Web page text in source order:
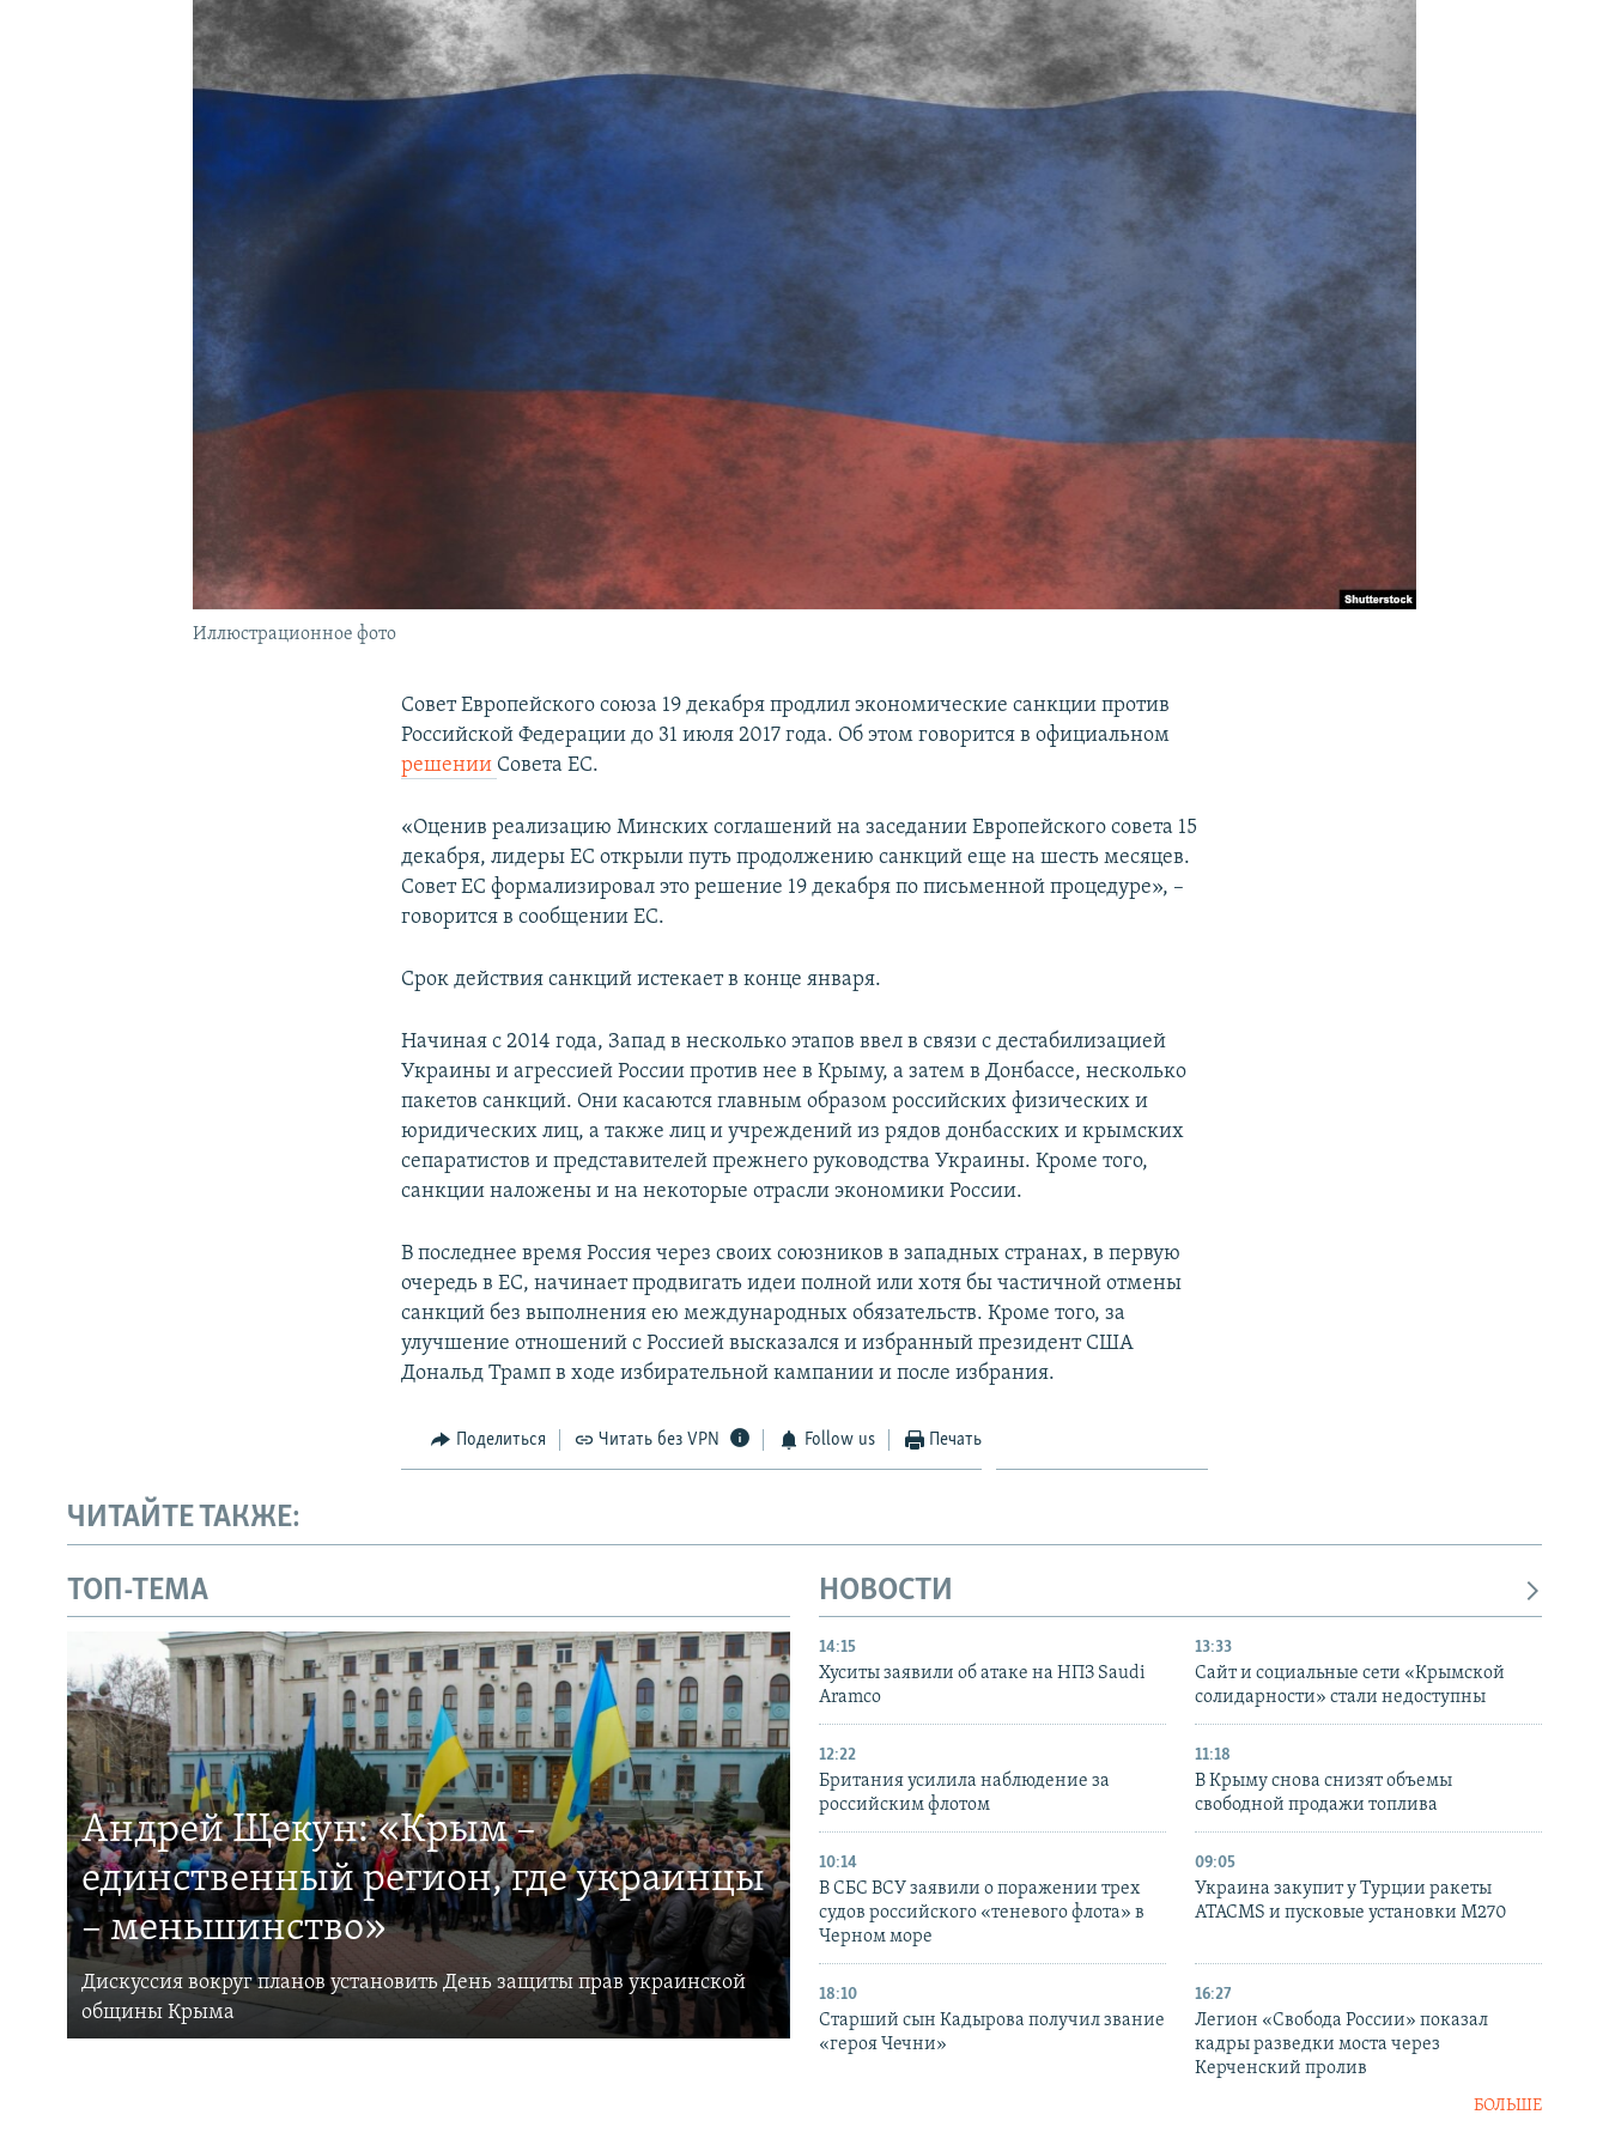
КРЫМ.НЕПОКОРЕННЫЙ
Иллюстрационное фото
Совет Европейского союза 19 декабря продлил экономические санкции против
Российской Федерации до 31 июля 2017 года. Об этом говорится в официальном
решении Совета ЕС.
«Оценив реализацию Минских соглашений на заседании Европейского совета 15
декабря, лидеры ЕС открыли путь продолжению санкций еще на шесть месяцев.
Совет ЕС формализировал это решение 19 декабря по письменной процедуре», –
говорится в сообщении ЕС.
Срок действия санкций истекает в конце января.
Начиная с 2014 года, Запад в несколько этапов ввел в связи с дестабилизацией
Украины и агрессией России против нее в Крыму, а затем в Донбассе, несколько
пакетов санкций. Они касаются главным образом российских физических и
юридических лиц, а также лиц и учреждений из рядов донбасских и крымских
сепаратистов и представителей прежнего руководства Украины. Кроме того,
санкции наложены и на некоторые отрасли экономики России.
В последнее время Россия через своих союзников в западных странах, в первую
очередь в ЕС, начинает продвигать идеи полной или хотя бы частичной отмены
санкций без выполнения ею международных обязательств. Кроме того, за
улучшение отношений с Россией высказался и избранный президент США
Дональд Трамп в ходе избирательной кампании и после избрания.
Поделиться Читать без VPN Follow us Печать
ЧИТАЙТЕ ТАКЖЕ:
ТОП-ТЕМА
Андрей Щекун: «Крым –
единственный регион, где украинцы
– меньшинство»
Дискуссия вокруг планов установить День защиты прав украинской
общины Крыма
НОВОСТИ
14:15
Хуситы заявили об атаке на НПЗ Saudi
Aramco
13:33
Сайт и социальные сети «Крымской
солидарности» стали недоступны
12:22
Британия усилила наблюдение за
российским флотом
11:18
В Крыму снова снизят объемы
свободной продажи топлива
10:14
В СБС ВСУ заявили о поражении трех
судов российского «теневого флота» в
Черном море
09:05
Украина закупит у Турции ракеты
ATACMS и пусковые установки M270
18:10
Старший сын Кадырова получил звание
«героя Чечни»
16:27
Легион «Свобода России» показал
кадры разведки моста через
Керченский пролив
БОЛЬШЕ